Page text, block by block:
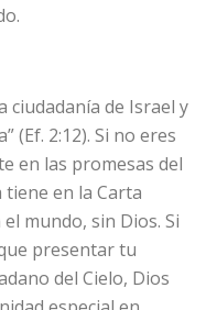
ciudadanía de Israel y
(Ef. 2:12). Si no eres
en las promesas del
tiene en la Carta
mundo, sin Dios. Si
presentar tu
del Cielo, Dios